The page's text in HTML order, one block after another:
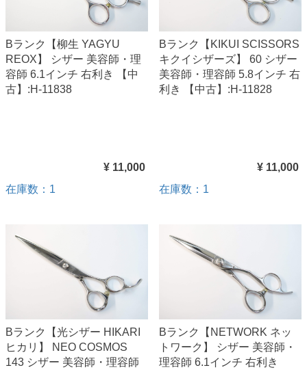
Bランク【柳生 YAGYU
REOX】 シザー 美容師・理
容師 6.1インチ 右利き 【中
古】:H-11838
¥ 11,000
在庫数：1
Bランク【KIKUI SCISSORS
キクイシザーズ】 60 シザー
美容師・理容師 5.8インチ 右
利き 【中古】:H-11828
¥ 11,000
在庫数：1
Bランク【光シザー HIKARI
ヒカリ】 NEO COSMOS
143 シザー 美容師・理容師
Bランク【NETWORK ネッ
トワーク】 シザー 美容師・
理容師 6.1インチ 右利き